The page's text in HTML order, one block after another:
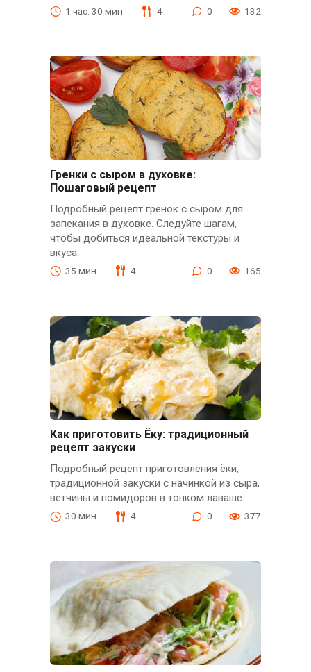
1 час. 30 мин. 4 0 132
Гренки с сыром в духовке:
Пошаговый рецепт
Подробный рецепт гренок с сыром для
запекания в духовке. Следуйте шагам,
чтобы добиться идеальной текстуры и
вкуса.
35 мин. 4 0 165
Как приготовить Ёку: традиционный
рецепт закуски
Подробный рецепт приготовления ёки,
традиционной закуски с начинкой из сыра,
ветчины и помидоров в тонком лаваше.
30 мин. 4 0 377